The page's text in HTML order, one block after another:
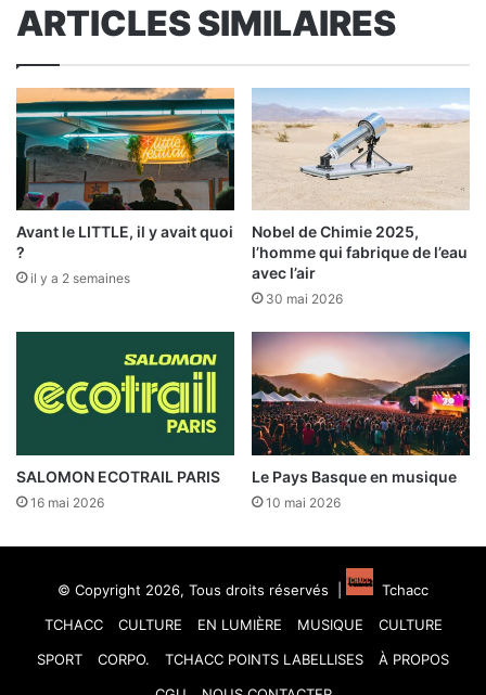
ARTICLES SIMILAIRES
Avant le LITTLE, il y avait quoi
?
il y a 2 semaines
Nobel de Chimie 2025,
l’homme qui fabrique de l’eau
avec l’air
30 mai 2026
SALOMON ECOTRAIL PARIS
16 mai 2026
Le Pays Basque en musique
10 mai 2026
© Copyright 2026, Tous droits réservés |
Tchacc
TCHACC
CULTURE EN LUMIÈRE MUSIQUE
CULTURE
SPORT
CORPO. TCHACC POINTS LABELLISES
À PROPOS